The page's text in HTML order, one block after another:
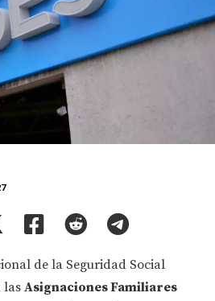
de la Seguridad Social
las Asignaciones Familiares